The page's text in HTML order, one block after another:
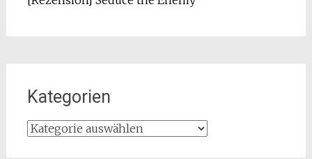
Kategorien
Kategorien